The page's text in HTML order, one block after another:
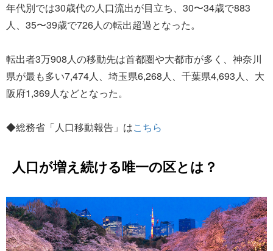
年代別では30歳代の人口流出が目立ち、30〜34歳で883
人、35〜39歳で726人の転出超過となった。
転出者3万908人の移動先は首都圏や大都市が多く、神奈川
県が最も多い7,474人、埼玉県6,268人、千葉県4,693人、大
阪府1,369人などとなった。
◆総務省「人口移動報告」はこちら
人口が増え続ける唯一の区とは？